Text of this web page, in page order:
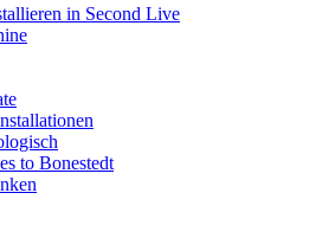
in Second Live
to Bonestedt